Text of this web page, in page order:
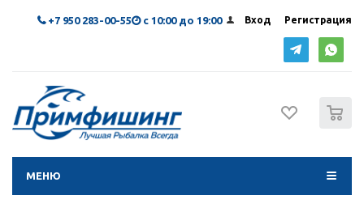
Вход Регистрация
+7 950 283-00-55 с 10:00 до 19:00
МЕНЮ